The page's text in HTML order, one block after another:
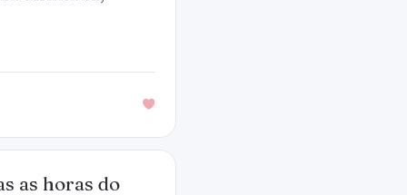
as horas do